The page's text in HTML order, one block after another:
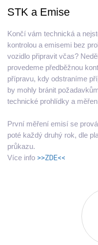
STK a Emise
Končí vám technická a
kontrolou a emisemi bez
vozidlo připravit včas?
provedeme předběžnou
přípravu, kdy odstraníme
by mohly bránit
technické prohlídky a
První měření emisí se
poté každý druhý rok, dle
průkazu.
Více info >>ZDE<<